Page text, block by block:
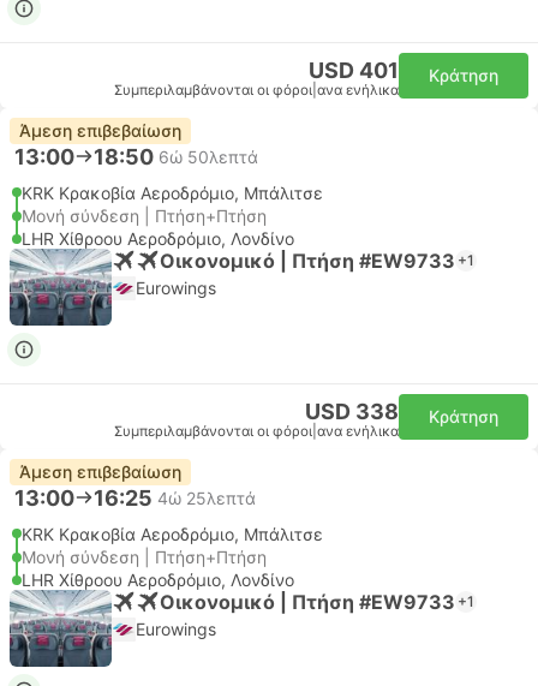
USD 401
Συμπεριλαμβάνονται οι φόροι ανα ενήλικα
Κράτηση
Άμεση επιβεβαίωση
13:00 18:50 6ώ 50λεπτά
KRK Κρακοβία Αεροδρόμιο, Μπάλιτσε
Μονή σύνδεση | Πτήση+Πτήση
LHR Χίθροου Αεροδρόμιο, Λονδίνο
Οικονομικό | Πτήση #EW9733 +1
Eurowings
USD 338
Συμπεριλαμβάνονται οι φόροι ανα ενήλικα
Κράτηση
Άμεση επιβεβαίωση
13:00 16:25 4ώ 25λεπτά
KRK Κρακοβία Αεροδρόμιο, Μπάλιτσε
Μονή σύνδεση | Πτήση+Πτήση
LHR Χίθροου Αεροδρόμιο, Λονδίνο
Οικονομικό | Πτήση #EW9733 +1
Eurowings